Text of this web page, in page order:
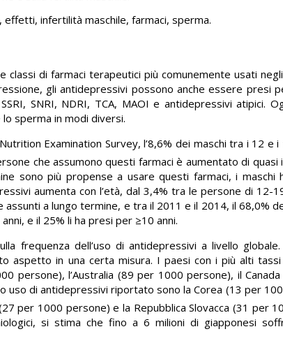
infertilità maschile, farmaci, sperma.
classi di farmaci terapeutici più comunemente usati
gli antidepressivi possono anche essere presi
SNRI, NDRI, TCA, MAOI e antidepressivi atipici.
sperma in modi diversi.
Examination Survey, l’8,6% dei maschi tra i 12
che assumono questi farmaci è aumentato di
sono più propense a usare questi farmaci, i
aumenta con l’età, dal 3,4% tra le persone di
a lungo termine, e tra il 2011 e il 2014, il 68,0%
e il 25% li ha presi per ≥10 anni.
frequenza dell’uso di antidepressivi a livello
aspetto in una certa misura. I paesi con i più alti
persone), l’Australia (89 per 1000 persone), il
uso di antidepressivi riportato sono la Corea (13 per
per 1000 persone) e la Repubblica Slovacca (31 per
si stima che fino a 6 milioni di giapponesi